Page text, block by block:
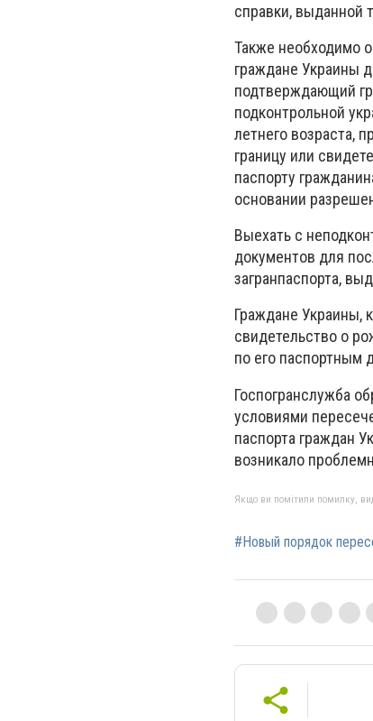
справки, выданной
Также необходимо
граждане Украины
подтверждающий
подконтрольной
летнего возраста,
границу или
паспорту
основании
Выехать с
документов для
загранпаспорта,
Граждане Украины,
свидетельство о
по его паспортным
Госпогранслужба
условиями
паспорта граждан
возникало
Якщо ви помітили помилку,
#Новый порядок